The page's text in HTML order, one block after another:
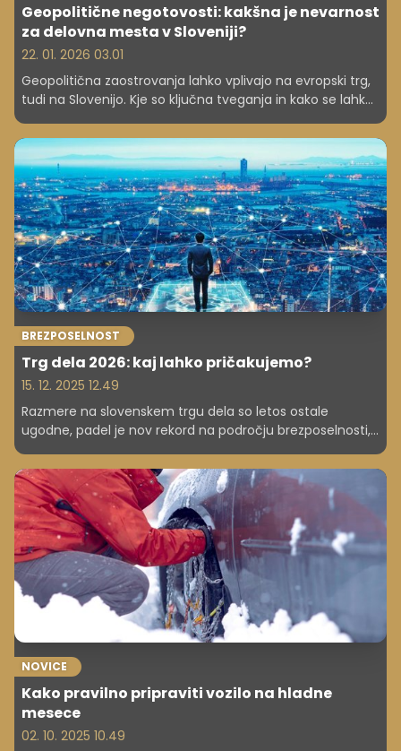
Geopolitične negotovosti: kakšna je nevarnost
za delovna mesta v Sloveniji?
22. 01. 2026 03.01
Geopolitična zaostrovanja lahko vplivajo na evropski trg,
tudi na Slovenijo. Kje so ključna tveganja in kako se lahko
Ivanc.
BREZPOSELNOST
Trg dela 2026: kaj lahko pričakujemo?
15. 12. 2025 12.49
Razmere na slovenskem trgu dela so letos ostale
ugodne, padel je nov rekord na področju brezposelnosti,
kadrov. Podobne trende je pričakovati tudi v prihodnje.
Ob tem delodajalci pozivajo k ukrepom za razbremenitev
gospodarstva, sindikati pa k dostojnim plačam in
kakovostnim pogojem dela.
NOVICE
Kako pravilno pripraviti vozilo na hladne
mesece
02. 10. 2025 10.49